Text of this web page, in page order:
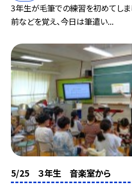
3年生が毛筆での練習を初めてしま
前などを覚え、今日は筆遣い...
5/25 ３年生 音楽室から